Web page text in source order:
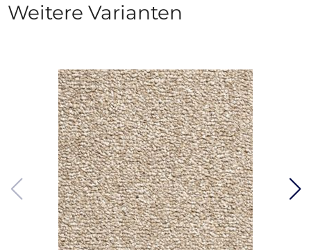
Weitere Varianten